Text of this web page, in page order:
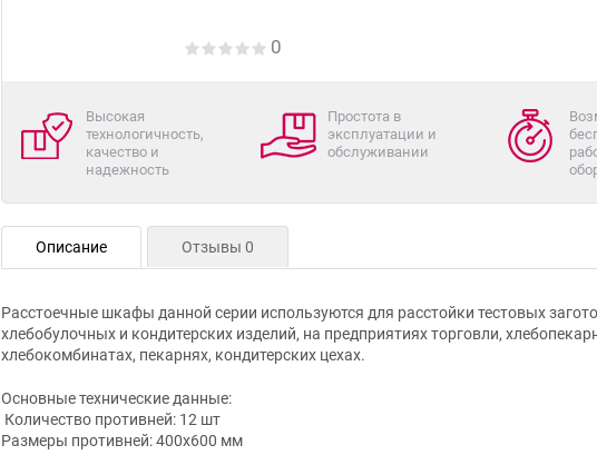
0
Высокая
технологичность,
качество и
надежность
Простота в
эксплуатации и
обслуживании
Описание Отзывы 0
Расстоечные шкафы данной серии используются для расстойки тестовых
хлебобулочных и кондитерских изделий, на предприятиях торговли,
хлебокомбинатах, пекарнях, кондитерских цехах.
Основные технические данные:
Количество противней: 12 шт
Размеры противней: 400х600 мм